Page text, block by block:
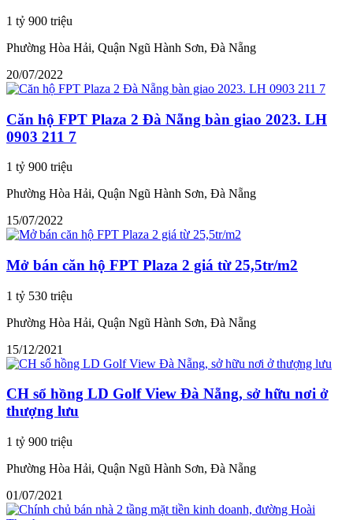
1 tỷ 900 triệu
Phường Hòa Hải, Quận Ngũ Hành Sơn, Đà Nẵng
20/07/2022
Căn hộ FPT Plaza 2 Đà Nẵng bàn giao 2023. LH
0903 211 7
1 tỷ 900 triệu
Phường Hòa Hải, Quận Ngũ Hành Sơn, Đà Nẵng
15/07/2022
Mở bán căn hộ FPT Plaza 2 giá từ 25,5tr/m2
1 tỷ 530 triệu
Phường Hòa Hải, Quận Ngũ Hành Sơn, Đà Nẵng
15/12/2021
CH sổ hồng LD Golf View Đà Nẵng, sở hữu nơi ở
thượng lưu
1 tỷ 900 triệu
Phường Hòa Hải, Quận Ngũ Hành Sơn, Đà Nẵng
01/07/2021